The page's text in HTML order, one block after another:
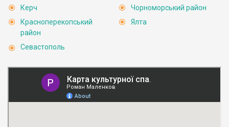
Керч
Красноперекопський
район
Севастополь
Чорноморський район
Ялта